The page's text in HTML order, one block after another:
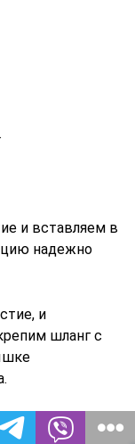
и вставляем в
надежно
и
шланг с
.